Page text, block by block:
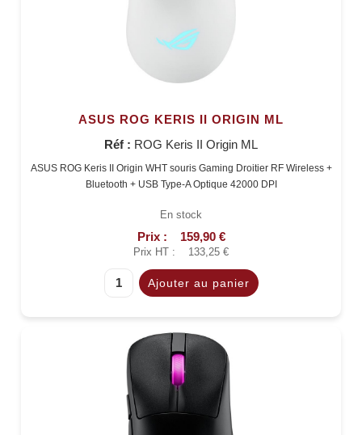
ASUS ROG KERIS II ORIGIN ML
Réf : ROG Keris II Origin ML
ASUS ROG Keris II Origin WHT souris Gaming Droitier RF Wireless +
Bluetooth + USB Type-A Optique 42000 DPI
En stock
Prix : 159,90 €
Prix HT : 133,25 €